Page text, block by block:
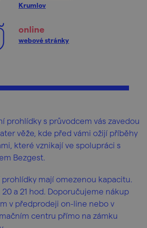
Krumlov
online
webové stránky
prohlídky s průvodcem vás zavedou
věže, kde před vámi ožijí příběhy
které vznikají ve spolupráci s
Bezgest.
mají omezenou kapacitu.
20 a 21 hod. Doporučujeme nákup
v předprodeji on-line nebo v
centru přímo na zámku